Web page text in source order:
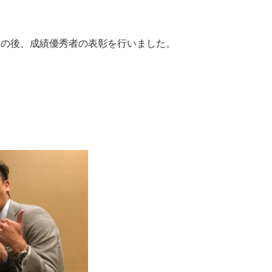
後、成績優秀者の表彰を行いました。